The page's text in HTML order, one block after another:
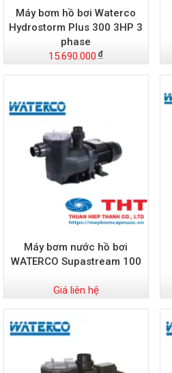
Máy bơm hồ bơi Waterco
Hydrostorm Plus 300 3HP 3
phase
15.690.000
Máy bơm nước hồ bơi
WATERCO Supastream 100
Giá liên hệ